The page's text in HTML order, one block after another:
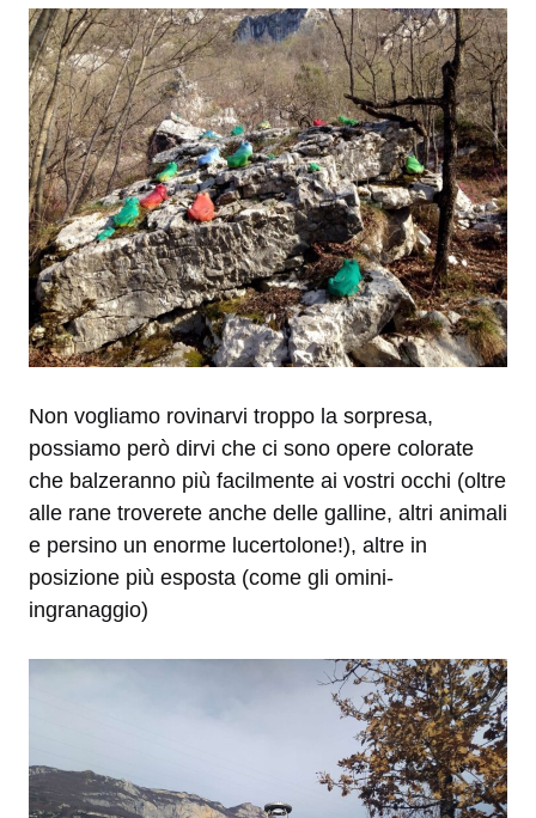
Non vogliamo rovinarvi troppo la sorpresa,
possiamo però dirvi che ci sono opere colorate
che balzeranno più facilmente ai vostri occhi (oltre
alle rane troverete anche delle galline, altri animali
e persino un enorme lucertolone!), altre in
posizione più esposta (come gli omini-
ingranaggio)